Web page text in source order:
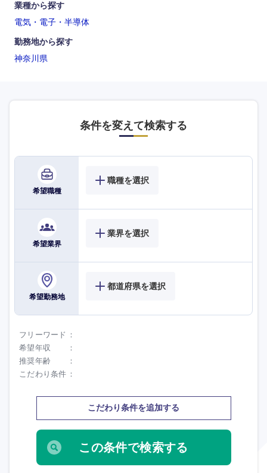
業種から探す
電気・電子・半導体
勤務地から探す
神奈川県
条件を変えて検索する
希望職種
職種を選択
希望業界
業界を選択
希望勤務地
都道府県を選択
フリーワード
希望年収
推奨年齢
こだわり条件
こだわり条件を追加する
海外